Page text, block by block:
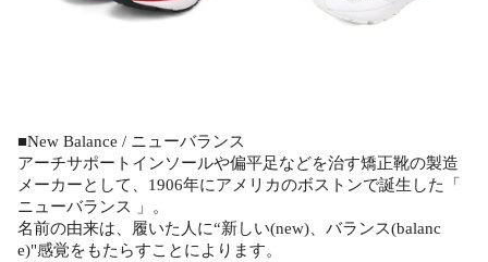
■New Balance / ニューバランス
アーチサポートインソールや偏平足などを治す矯正靴の製造
メーカーとして、1906年にアメリカのボストンで誕生した「
ニューバランス 」。
名前の由来は、履いた人に“新しい(new)、バランス(balanc
e)"感覚をもたらすことによります。